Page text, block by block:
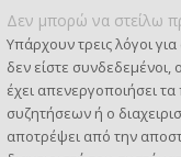
Δεν μπορώ να στείλω
Υπάρχουν τρεις λόγοι
δεν είστε συνδεδεμένοι,
έχει απενεργοποιήσει
συζητήσεων ή ο
αποτρέψει από την